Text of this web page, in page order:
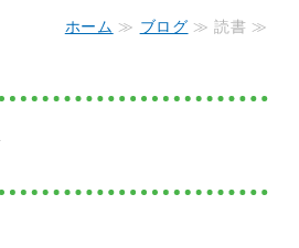
ホーム ≫ ブログ ≫ 読書 ≫